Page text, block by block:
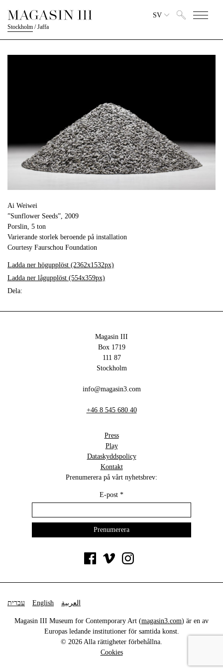
Stockholm /Jaffa
SV
Ai Weiwei
”Sunflower Seeds”, 2009
Porslin, 5 ton
Varierande storlek beroende på installation
Courtesy Faurschou Foundation
Ladda ner högupplöst (2362x1532px)
Ladda ner lågupplöst (554x359px)
Dela:
Magasin III
Box 1719
111 87
Stockholm
info@magasin3.com
+46 8 545 680 40
Press
Play
Dataskyddspolicy
Kontakt
Prenumerera på vårt nyhetsbrev:
E-post *
עברית English العربية
Magasin III Museum for Contemporary Art (magasin3.com) är en av
Europas ledande institutioner för samtida konst.
© 2026 Alla rättigheter förbehållna.
Cookies